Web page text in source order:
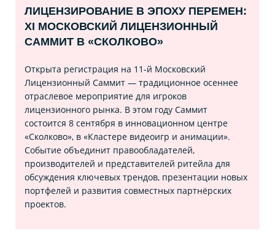
ЛИЦЕНЗИРОВАНИЕ В ЭПОХУ ПЕРЕМЕН:
XI МОСКОВСКИЙ ЛИЦЕНЗИОННЫЙ
САММИТ В «СКОЛКОВО»
Открыта регистрация на 11‑й Московский
Лицензионный Саммит — традиционное осеннее
отраслевое мероприятие для игроков
лицензионного рынка. В этом году Саммит
состоится 8 сентября в инновационном центре
«Сколково», в «Кластере видеоигр и анимации».
Событие объединит правообладателей,
производителей и представителей ритейла для
обсуждения ключевых трендов, презентации новых
портфелей и развития совместных партнёрских
проектов.